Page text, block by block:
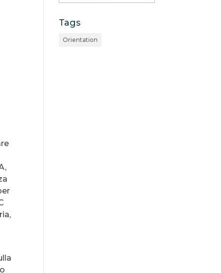
Tags
Orientation